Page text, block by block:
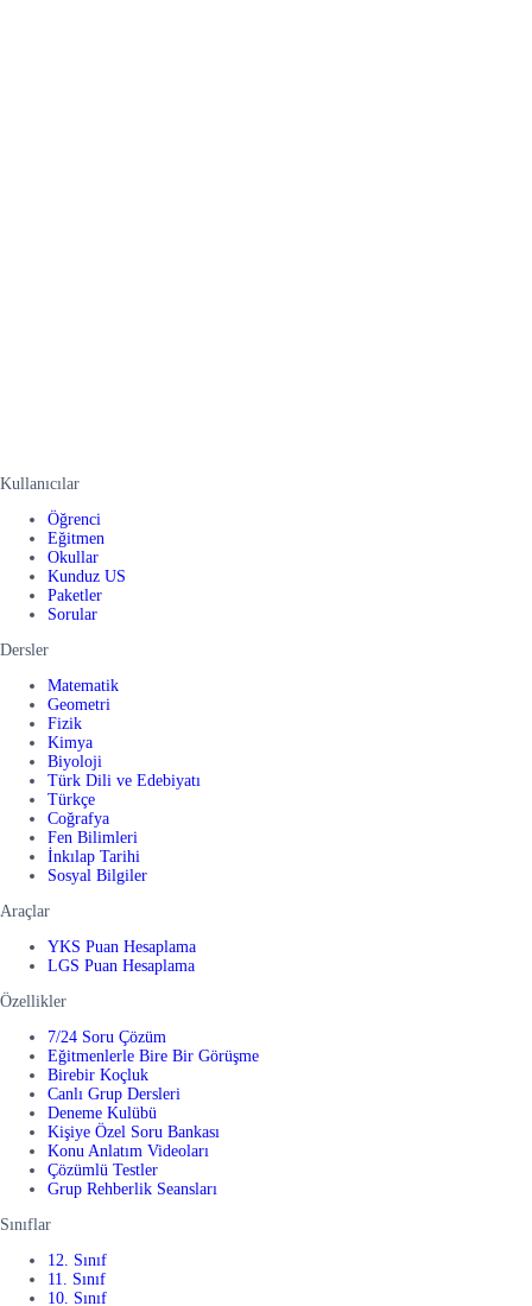
Kullanıcılar
Öğrenci
Eğitmen
Okullar
Kunduz US
Paketler
Sorular
Dersler
Matematik
Geometri
Fizik
Kimya
Biyoloji
Türk Dili ve Edebiyatı
Türkçe
Coğrafya
Fen Bilimleri
İnkılap Tarihi
Sosyal Bilgiler
Araçlar
YKS Puan Hesaplama
LGS Puan Hesaplama
Özellikler
7/24 Soru Çözüm
Eğitmenlerle Bire Bir Görüşme
Birebir Koçluk
Canlı Grup Dersleri
Deneme Kulübü
Kişiye Özel Soru Bankası
Konu Anlatım Videoları
Çözümlü Testler
Grup Rehberlik Seansları
Sınıflar
12. Sınıf
11. Sınıf
10. Sınıf